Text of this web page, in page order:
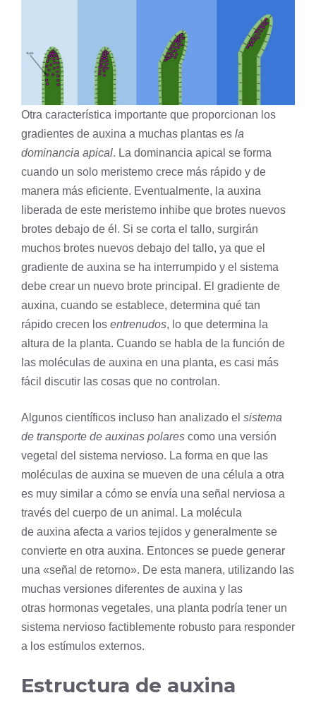
Otra característica importante que proporcionan los
gradientes de auxina a muchas plantas es la
dominancia apical. La dominancia apical se forma
cuando un solo meristemo crece más rápido y de
manera más eficiente. Eventualmente, la auxina
liberada de este meristemo inhibe que brotes nuevos
brotes debajo de él. Si se corta el tallo, surgirán
muchos brotes nuevos debajo del tallo, ya que el
gradiente de auxina se ha interrumpido y el sistema
debe crear un nuevo brote principal. El gradiente de
auxina, cuando se establece, determina qué tan
rápido crecen los entrenudos, lo que determina la
altura de la planta. Cuando se habla de la función de
las moléculas de auxina en una planta, es casi más
fácil discutir las cosas que no controlan.
Algunos científicos incluso han analizado el sistema
de transporte de auxinas polares como una versión
vegetal del sistema nervioso. La forma en que las
moléculas de auxina se mueven de una célula a otra
es muy similar a cómo se envía una señal nerviosa a
través del cuerpo de un animal. La molécula
de auxina afecta a varios tejidos y generalmente se
convierte en otra auxina. Entonces se puede generar
una «señal de retorno». De esta manera, utilizando las
muchas versiones diferentes de auxina y las
otras hormonas vegetales, una planta podría tener un
sistema nervioso factiblemente robusto para responder
a los estímulos externos.
Estructura de auxina